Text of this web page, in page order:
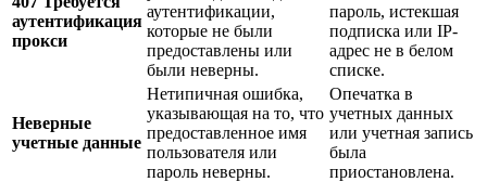
аутентификация
прокси
аутентификации,
которые не были
предоставлены или
были неверны.
пароль, истекшая
подписка или IP-
адрес не в белом
списке.
Неверные
учетные данные
Нетипичная ошибка,
указывающая на то, что
предоставленное имя
пользователя или
пароль неверны.
Опечатка в
учетных данных
или учетная запись
была
приостановлена.